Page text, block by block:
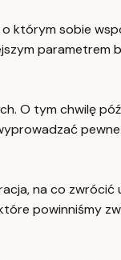
którym sobie
O tym chwilę
na co
powinniśmy